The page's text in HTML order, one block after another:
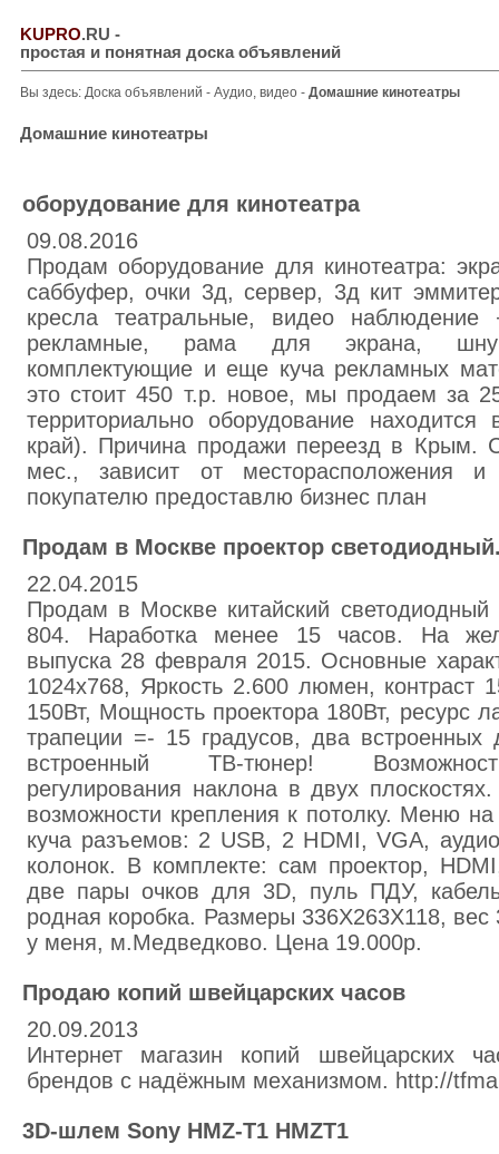
KUPRO.RU -
простая и понятная доска объявлений
Вы здесь: Доска объявлений - Аудио, видео - Домашние кинотеатры
Домашние кинотеатры
оборудование для кинотеатра
09.08.2016
Продам оборудование для кинотеатра:
саббуфер, очки 3д, сервер, 3д кит
кресла театральные, видео
рекламные, рама для экрана,
комплектующие и еще куча рекламных
это стоит 450 т.р. новое, мы продаем за
территориально оборудование находится
край). Причина продажи переезд в Крым.
мес., зависит от месторасположения
покупателю предоставлю бизнес план
Продам в Москве проектор
22.04.2015
Продам в Москве китайский
804. Наработка менее 15 часов. На
выпуска 28 февраля 2015. Основные
1024х768, Яркость 2.600 люмен, контраст
150Вт, Мощность проектора 180Вт, ресурс
трапеции =- 15 градусов, два встроенных
встроенный ТВ-тюнер!
регулирования наклона в двух
возможности крепления к потолку. Меню
куча разъемов: 2 USB, 2 HDMI, VGA,
колонок. В комплекте: сам проектор,
две пары очков для 3D, пуль ПДУ, кабель
родная коробка. Размеры 336Х263Х118, вес
у меня, м.Медведково. Цена 19.000р.
Продаю копий швейцарских часов
20.09.2013
Интернет магазин копий швейцарских
брендов с надёжным механизмом. http://
3D-шлем Sony HMZ-T1 HMZT1